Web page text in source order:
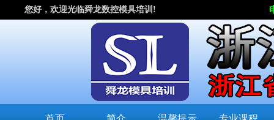
您好，欢迎光临舜龙数控模具培训!